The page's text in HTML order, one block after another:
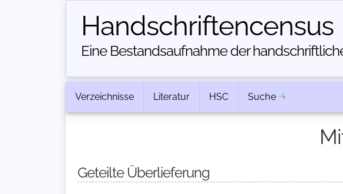
Handschriften­census
Eine Bestandsaufnahme der
Verzeichnisse Literatur HSC Suche
Geteilte Überlieferung